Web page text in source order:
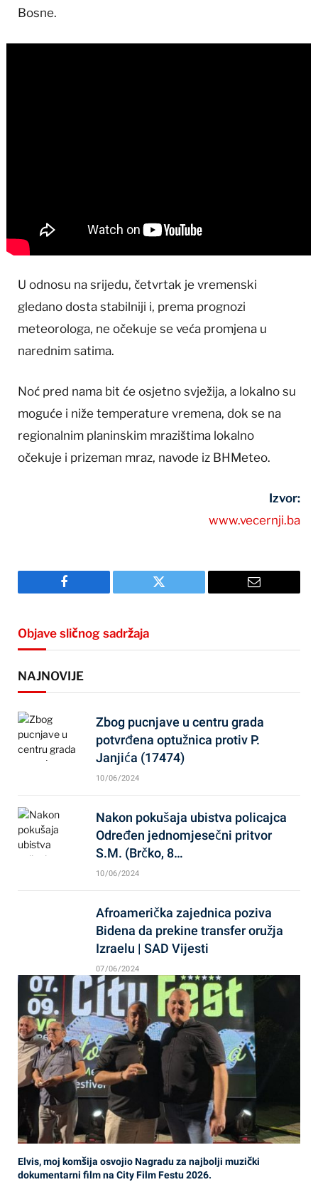
Bosne.
U odnosu na srijedu, četvrtak je vremenski
gledano dosta stabilniji i, prema prognozi
meteorologa, ne očekuje se veća promjena u
narednim satima.
Noć pred nama bit će osjetno svježija, a lokalno su
moguće i niže temperature vremena, dok se na
regionalnim planinskim mrazištima lokalno
očekuje i prizeman mraz, navode iz BHMeteo.
Izvor:
www.vecernji.ba
Facebook Twitter Email
Objave sličnog sadržaja
NAJNOVIJE
Zbog pucnjave u centru grada
potvrđena optužnica protiv P.
Janjića (17474)
10/06/2024
Nakon pokušaja ubistva policajca
Određen jednomjesečni pritvor
S.M. (Brčko, 8…
10/06/2024
Afroamerička zajednica poziva
Bidena da prekine transfer oružja
Izraelu | SAD Vijesti
07/06/2024
Elvis, moj komšija osvojio Nagradu za najbolji muzički
dokumentarni film na City Film Festu 2026.